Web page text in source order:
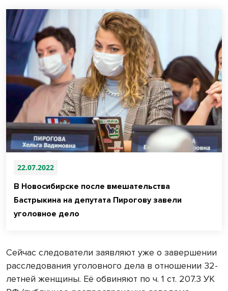
22.07.2022
В Новосибирске после вмешательства
Бастрыкина на депутата Пирогову завели
уголовное дело
Сейчас следователи заявляют уже о завершении
расследования уголовного дела в отношении 32-
летней женщины. Её обвиняют по ч. 1 ст. 207.3 УК